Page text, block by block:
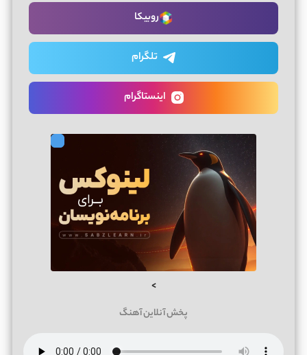
روبیکا
تلگرام
اینستاگرام
>
پخش آنلاین آهنگ